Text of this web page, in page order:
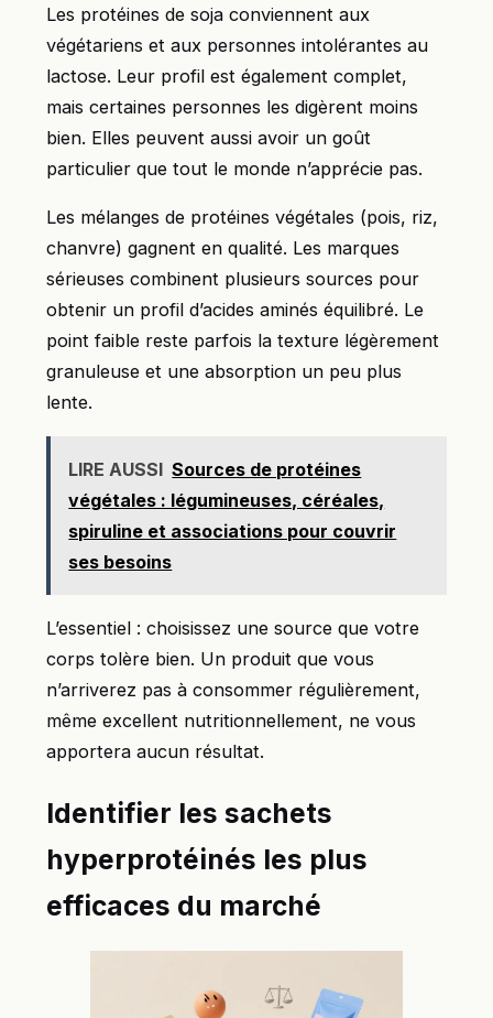
Les protéines de soja conviennent aux
végétariens et aux personnes intolérantes au
lactose. Leur profil est également complet,
mais certaines personnes les digèrent moins
bien. Elles peuvent aussi avoir un goût
particulier que tout le monde n’apprécie pas.
Les mélanges de protéines végétales (pois, riz,
chanvre) gagnent en qualité. Les marques
sérieuses combinent plusieurs sources pour
obtenir un profil d’acides aminés équilibré. Le
point faible reste parfois la texture légèrement
granuleuse et une absorption un peu plus
lente.
LIRE AUSSI Sources de protéines
végétales : légumineuses, céréales,
spiruline et associations pour couvrir
ses besoins
L’essentiel : choisissez une source que votre
corps tolère bien. Un produit que vous
n’arriverez pas à consommer régulièrement,
même excellent nutritionnellement, ne vous
apportera aucun résultat.
Identifier les sachets
hyperprotéinés les plus
efficaces du marché